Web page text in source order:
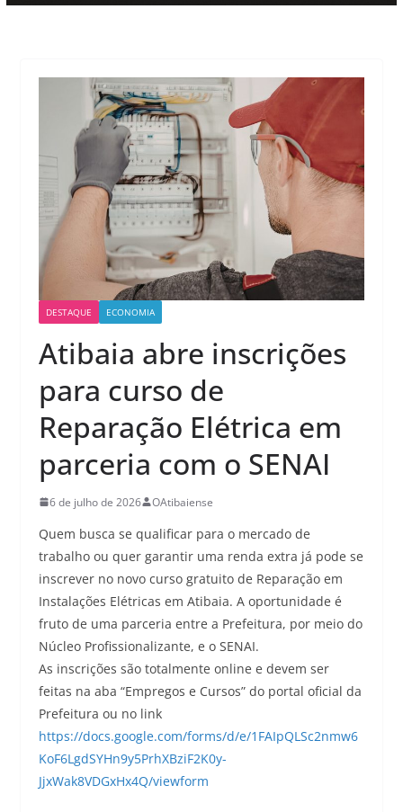
DESTAQUE ECONOMIA
Atibaia abre inscrições
para curso de
Reparação Elétrica em
parceria com o SENAI
6 de julho de 2026 OAtibaiense
Quem busca se qualificar para o mercado de
trabalho ou quer garantir uma renda extra já pode se
inscrever no novo curso gratuito de Reparação em
Instalações Elétricas em Atibaia. A oportunidade é
fruto de uma parceria entre a Prefeitura, por meio do
Núcleo Profissionalizante, e o SENAI.
As inscrições são totalmente online e devem ser
feitas na aba “Empregos e Cursos” do portal oficial da
Prefeitura ou no link
https://docs.google.com/forms/d/e/1FAIpQLSc2nmw6
KoF6LgdSYHn9y5PrhXBziF2K0y-
JjxWak8VDGxHx4Q/viewform